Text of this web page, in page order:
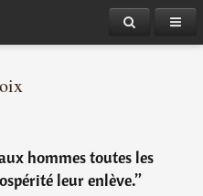
hommes toutes les
leur enlève.”